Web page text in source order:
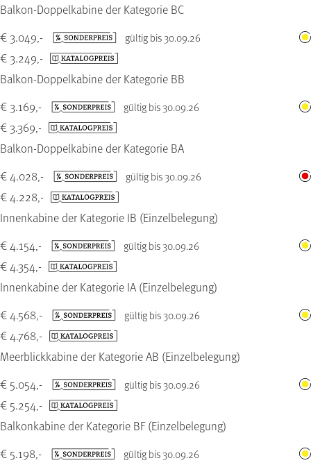
Balkon-Doppelkabine der Kategorie BC
Balkon-Doppelkabine der Kategorie BB
€ 3.049,- gültig bis 30.09.26
€ 3.249,-
Balkon-Doppelkabine der Kategorie BA
€ 3.169,- gültig bis 30.09.26
€ 3.369,-
Innenkabine der Kategorie IB (Einzelbelegung)
€ 4.028,- gültig bis 30.09.26
€ 4.228,-
Innenkabine der Kategorie IA (Einzelbelegung)
€ 4.154,- gültig bis 30.09.26
€ 4.354,-
Meerblickkabine der Kategorie AB (Einzelbelegung)
€ 4.568,- gültig bis 30.09.26
€ 4.768,-
Balkonkabine der Kategorie BF (Einzelbelegung)
€ 5.054,- gültig bis 30.09.26
€ 5.254,-
€ 5.198,- gültig bis 30.09.26